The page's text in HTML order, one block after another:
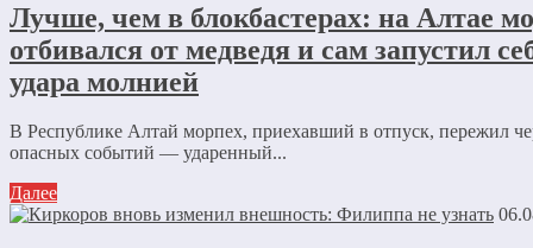
Лучше, чем в блокбастерах: на Алтае
отбивался от медведя и сам запустил
удара молнией
В Республике Алтай морпех, приехавший в отпуск, пережил
опасных событий — ударенный...
Далее